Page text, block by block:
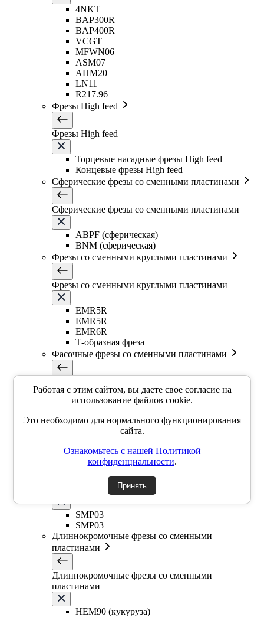
4NKT
BAP300R
BAP400R
VCGT
MFWN06
ASM07
AHM20
LN11
R217.96
Фрезы High feed
Фрезы High feed
Торцевые насадные фрезы High feed
Концевые фрезы High feed
Сферические фрезы со сменными пластинами
Сферические фрезы со сменными пластинами
ABPF (сферическая)
BNM (сферическая)
Фрезы со сменными круглыми пластинами
Фрезы со сменными круглыми пластинами
EMR5R
EMR5R
EMR6R
Т-образная фреза
Фасочные фрезы со сменными пластинами
SSP
SSY
TKCM
Дисковые фрезы со сменными пластинами
Дисковые фрезы со сменными пластинами
SMP03
SMP03
Длиннокромочные фрезы со сменными
пластинами
Длиннокромочные фрезы со сменными
пластинами
HEM90 (кукуруза)
Работая с этим сайтом, вы даете свое согласие на
использование файлов cookie.
Это необходимо для нормального функционирования
сайта.
Ознакомьтесь с нашей Политикой
конфиденциальности.
Принять